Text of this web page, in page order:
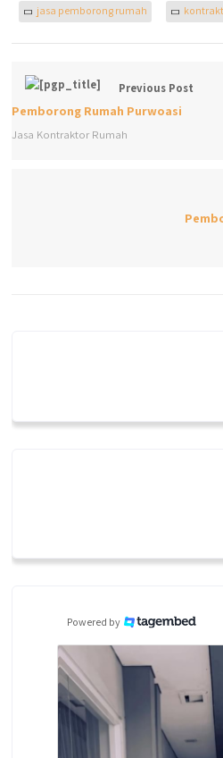
jasa pemborong rumah
Previous Post
Pemborong Rumah Purwoasi
Jasa Kontraktor Rumah
Powered by